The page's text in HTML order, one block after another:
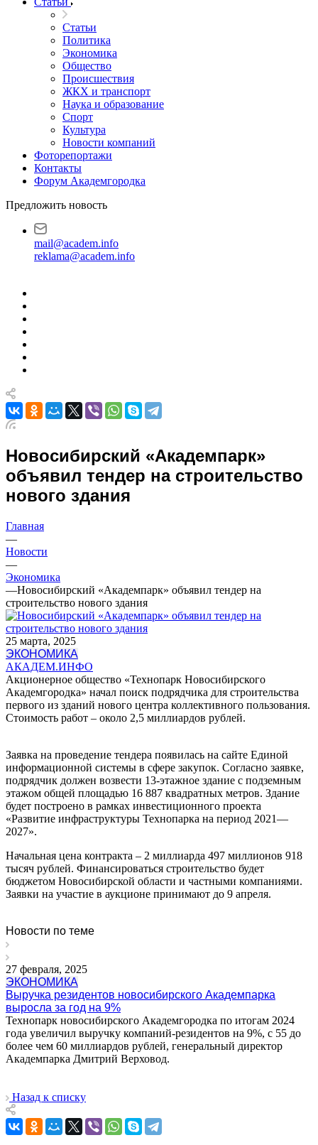
Статьи
Политика
Экономика
Общество
Происшествия
ЖКХ и транспорт
Наука и образование
Спорт
Культура
Новости компаний
Фоторепортажи
Контакты
Форум Академгородка
Предложить новость
mail@academ.info
reklama@academ.info
Новосибирский «Академпарк»
объявил тендер на строительство
нового здания
Главная
—
Новости
—
Экономика
—Новосибирский «Академпарк» объявил тендер на
строительство нового здания
25 марта, 2025
ЭКОНОМИКА
АКАДЕМ.ИНФО
Акционерное общество «Технопарк Новосибирского
Академгородка» начал поиск подрядчика для строительства
первого из зданий нового центра коллективного пользования.
Стоимость работ – около 2,5 миллиардов рублей.
Заявка на проведение тендера появилась на сайте Единой
информационной системы в сфере закупок. Согласно заявке,
подрядчик должен возвести 13-этажное здание с подземным
этажом общей площадью 16 887 квадратных метров. Здание
будет построено в рамках инвестиционного проекта
«Развитие инфраструктуры Технопарка на период 2021—
2027».
Начальная цена контракта – 2 миллиарда 497 миллионов 918
тысяч рублей. Финансироваться строительство будет
бюджетом Новосибирской области и частными компаниями.
Заявки на участие в аукционе принимают до 9 апреля.
Новости по теме
27 февраля, 2025
ЭКОНОМИКА
Выручка резидентов новосибирского Академпарка
выросла за год на 9%
Технопарк новосибирского Академгородка по итогам 2024
года увеличил выручку компаний-резидентов на 9%, с 55 до
более чем 60 миллиардов рублей, генеральный директор
Академпарка Дмитрий Верховод.
Назад к списку